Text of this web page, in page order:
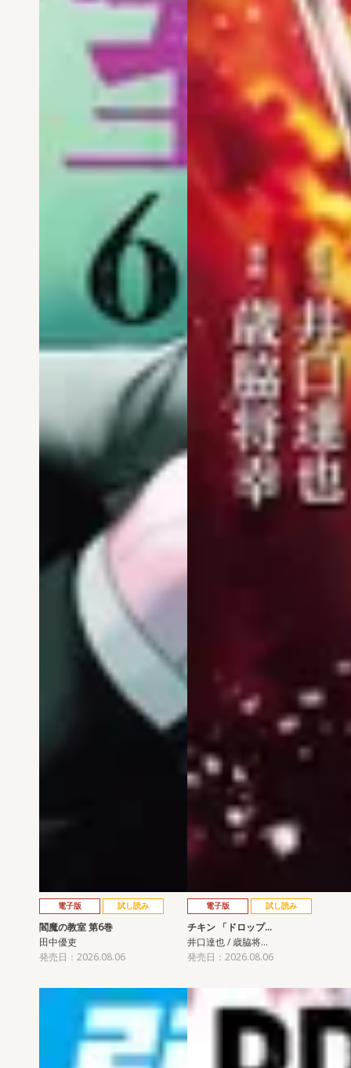
電子版 試し読み
閻魔の教室 第6巻
田中優吏
発売日：2026.08.06
電子版 試し読み
チキン 「ドロップ…
井口達也 / 歳脇将…
発売日：2026.08.06